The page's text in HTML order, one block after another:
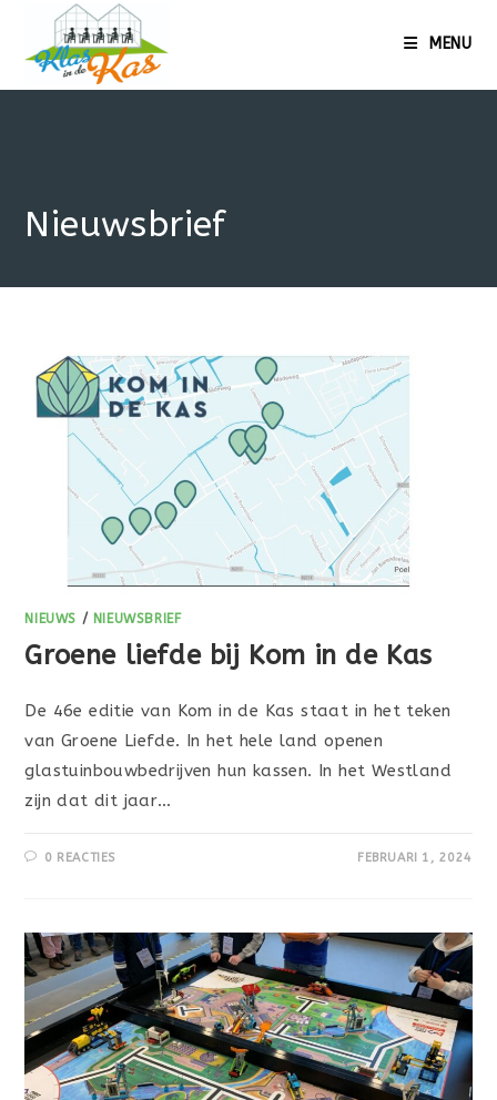
inhoud
MENU
Nieuwsbrief
NIEUWS / NIEUWSBRIEF
Groene liefde bij Kom in de Kas
De 46e editie van Kom in de Kas staat in het teken
van Groene Liefde. In het hele land openen
glastuinbouwbedrijven hun kassen. In het Westland
zijn dat dit jaar…
0 REACTIES FEBRUARI 1, 2024